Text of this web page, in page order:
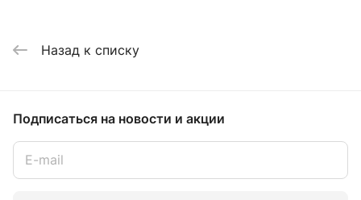
Назад к списку
Подписаться на новости и акции